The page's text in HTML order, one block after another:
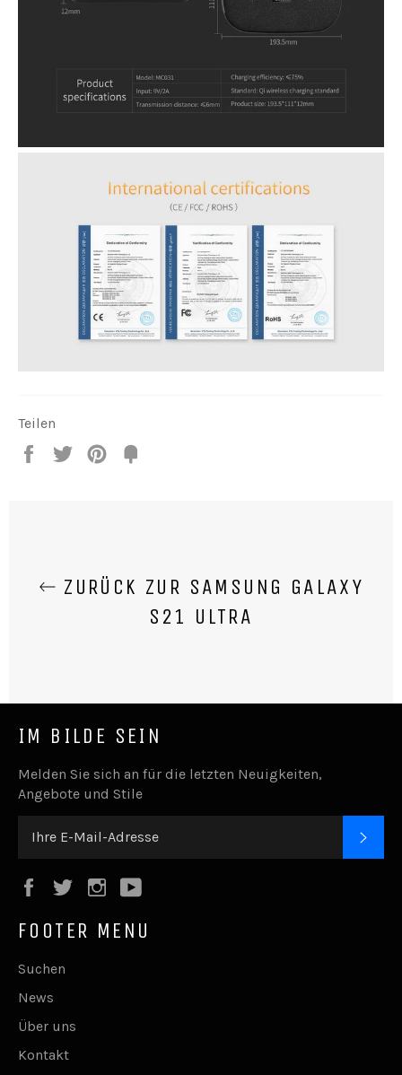
Teilen
Teilen
Twittern
Pin
ZURÜCK ZUR SAMSUNG GALAXY
S21 ULTRA
IM BILDE SEIN
Melden Sie sich an für die letzten Neuigkeiten,
Angebote und Stile
FacebookTwitterInstagram
FOOTER MENU
Suchen
News
Über uns
Kontakt